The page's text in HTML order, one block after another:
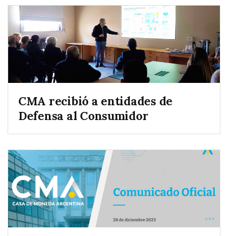
CMA recibió a entidades de
Defensa al Consumidor